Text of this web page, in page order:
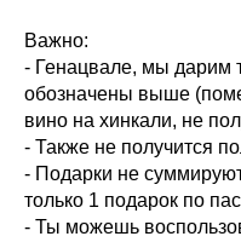
Важно:
- Генацвале, мы дарим
обозначены выше
вино на хинкали, не
- Также не получится
- Подарки не
только 1 подарок по
- Ты можешь